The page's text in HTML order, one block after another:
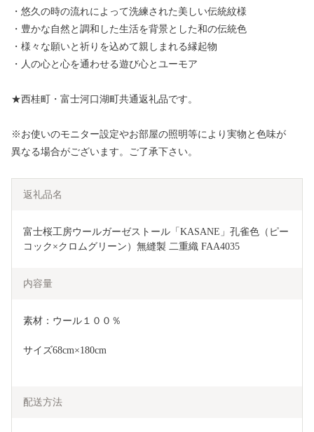
・悠久の時の流れによって洗練された美しい伝統紋様
・豊かな自然と調和した生活を背景とした和の伝統色
・様々な願いと祈りを込めて親しまれる縁起物
・人の心と心を通わせる遊び心とユーモア
★西桂町・富士河口湖町共通返礼品です。
※お使いのモニター設定やお部屋の照明等により実物と色味が
異なる場合がございます。ご了承下さい。
返礼品名
富士桜工房ウールガーゼストール「KASANE」孔雀色（ピー
コック×クロムグリーン）無縫製 二重織 FAA4035
内容量
素材：ウール１００％
サイズ68cm×180cm
配送方法